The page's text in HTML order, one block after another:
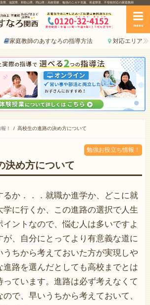
県、滋賀県、和歌山県、岡山県｜高校受験、勉強のニガテ克服、発達障害、不登校対応の家庭教師
menu
家庭教師のあすなろの指導方法 対応エリア
！ 高校生の進路の決め方について
勉強お役立ち情報！
決め方について
るか．．．就職か進学か、どこに就
学に行くか、この進路の選択で人生
イントなので、悩む人は多いですよ
が、自分にとってより有意義な道に
うちから考えておいた方が実現しや
進路を選んだとしても高校までとは
っています。進路は必ず考えなくて
で、早いうちから考えておいて、